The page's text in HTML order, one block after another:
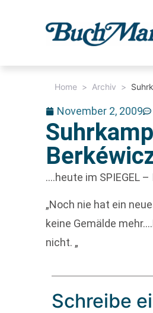
Home > Archiv >
November 2, 2009
….heute im SPIEGEL
„Noch nie hat ein
keine Gemälde
nicht. „
Schreibe